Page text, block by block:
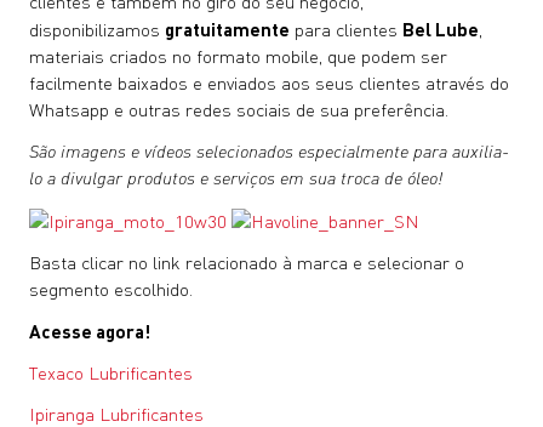
disponibilizamos gratuitamente para clientes Bel Lube,
materiais criados no formato mobile, que podem ser
facilmente baixados e enviados aos seus clientes através do
Whatsapp e outras redes sociais de sua preferência.
São imagens e vídeos selecionados especialmente para auxilia-
lo a divulgar produtos e serviços em sua troca de óleo!
Basta clicar no link relacionado à marca e selecionar o
segmento escolhido.
Acesse agora!
Texaco Lubrificantes
Ipiranga Lubrificantes